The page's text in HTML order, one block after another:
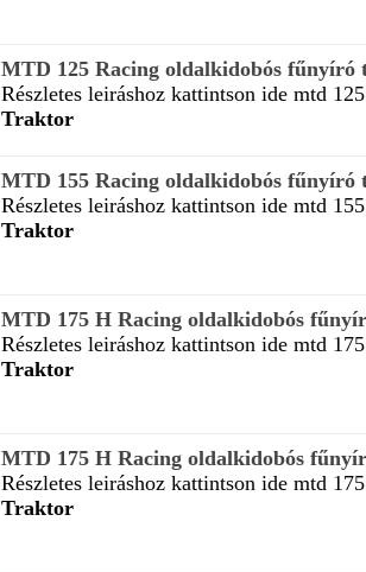
MTD 125 Racing oldalkidobós fűnyíró
Részletes leiráshoz kattintson ide mtd
Traktor
MTD 155 Racing oldalkidobós fűnyíró
Részletes leiráshoz kattintson ide mtd
Traktor
MTD 175 H Racing oldalkidobós
Részletes leiráshoz kattintson ide mtd
Traktor
MTD 175 H Racing oldalkidobós
Részletes leiráshoz kattintson ide mtd
Traktor